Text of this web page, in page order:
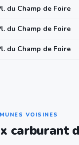
du Champ de Foire
du Champ de Foire
du Champ de Foire
VOISINES
carburant